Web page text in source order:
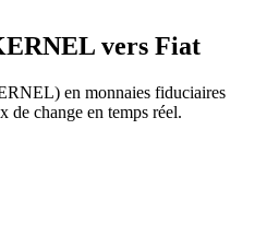
un accès instantané
vers Fiat
en monnaies fiduciaires
de change en temps réel.